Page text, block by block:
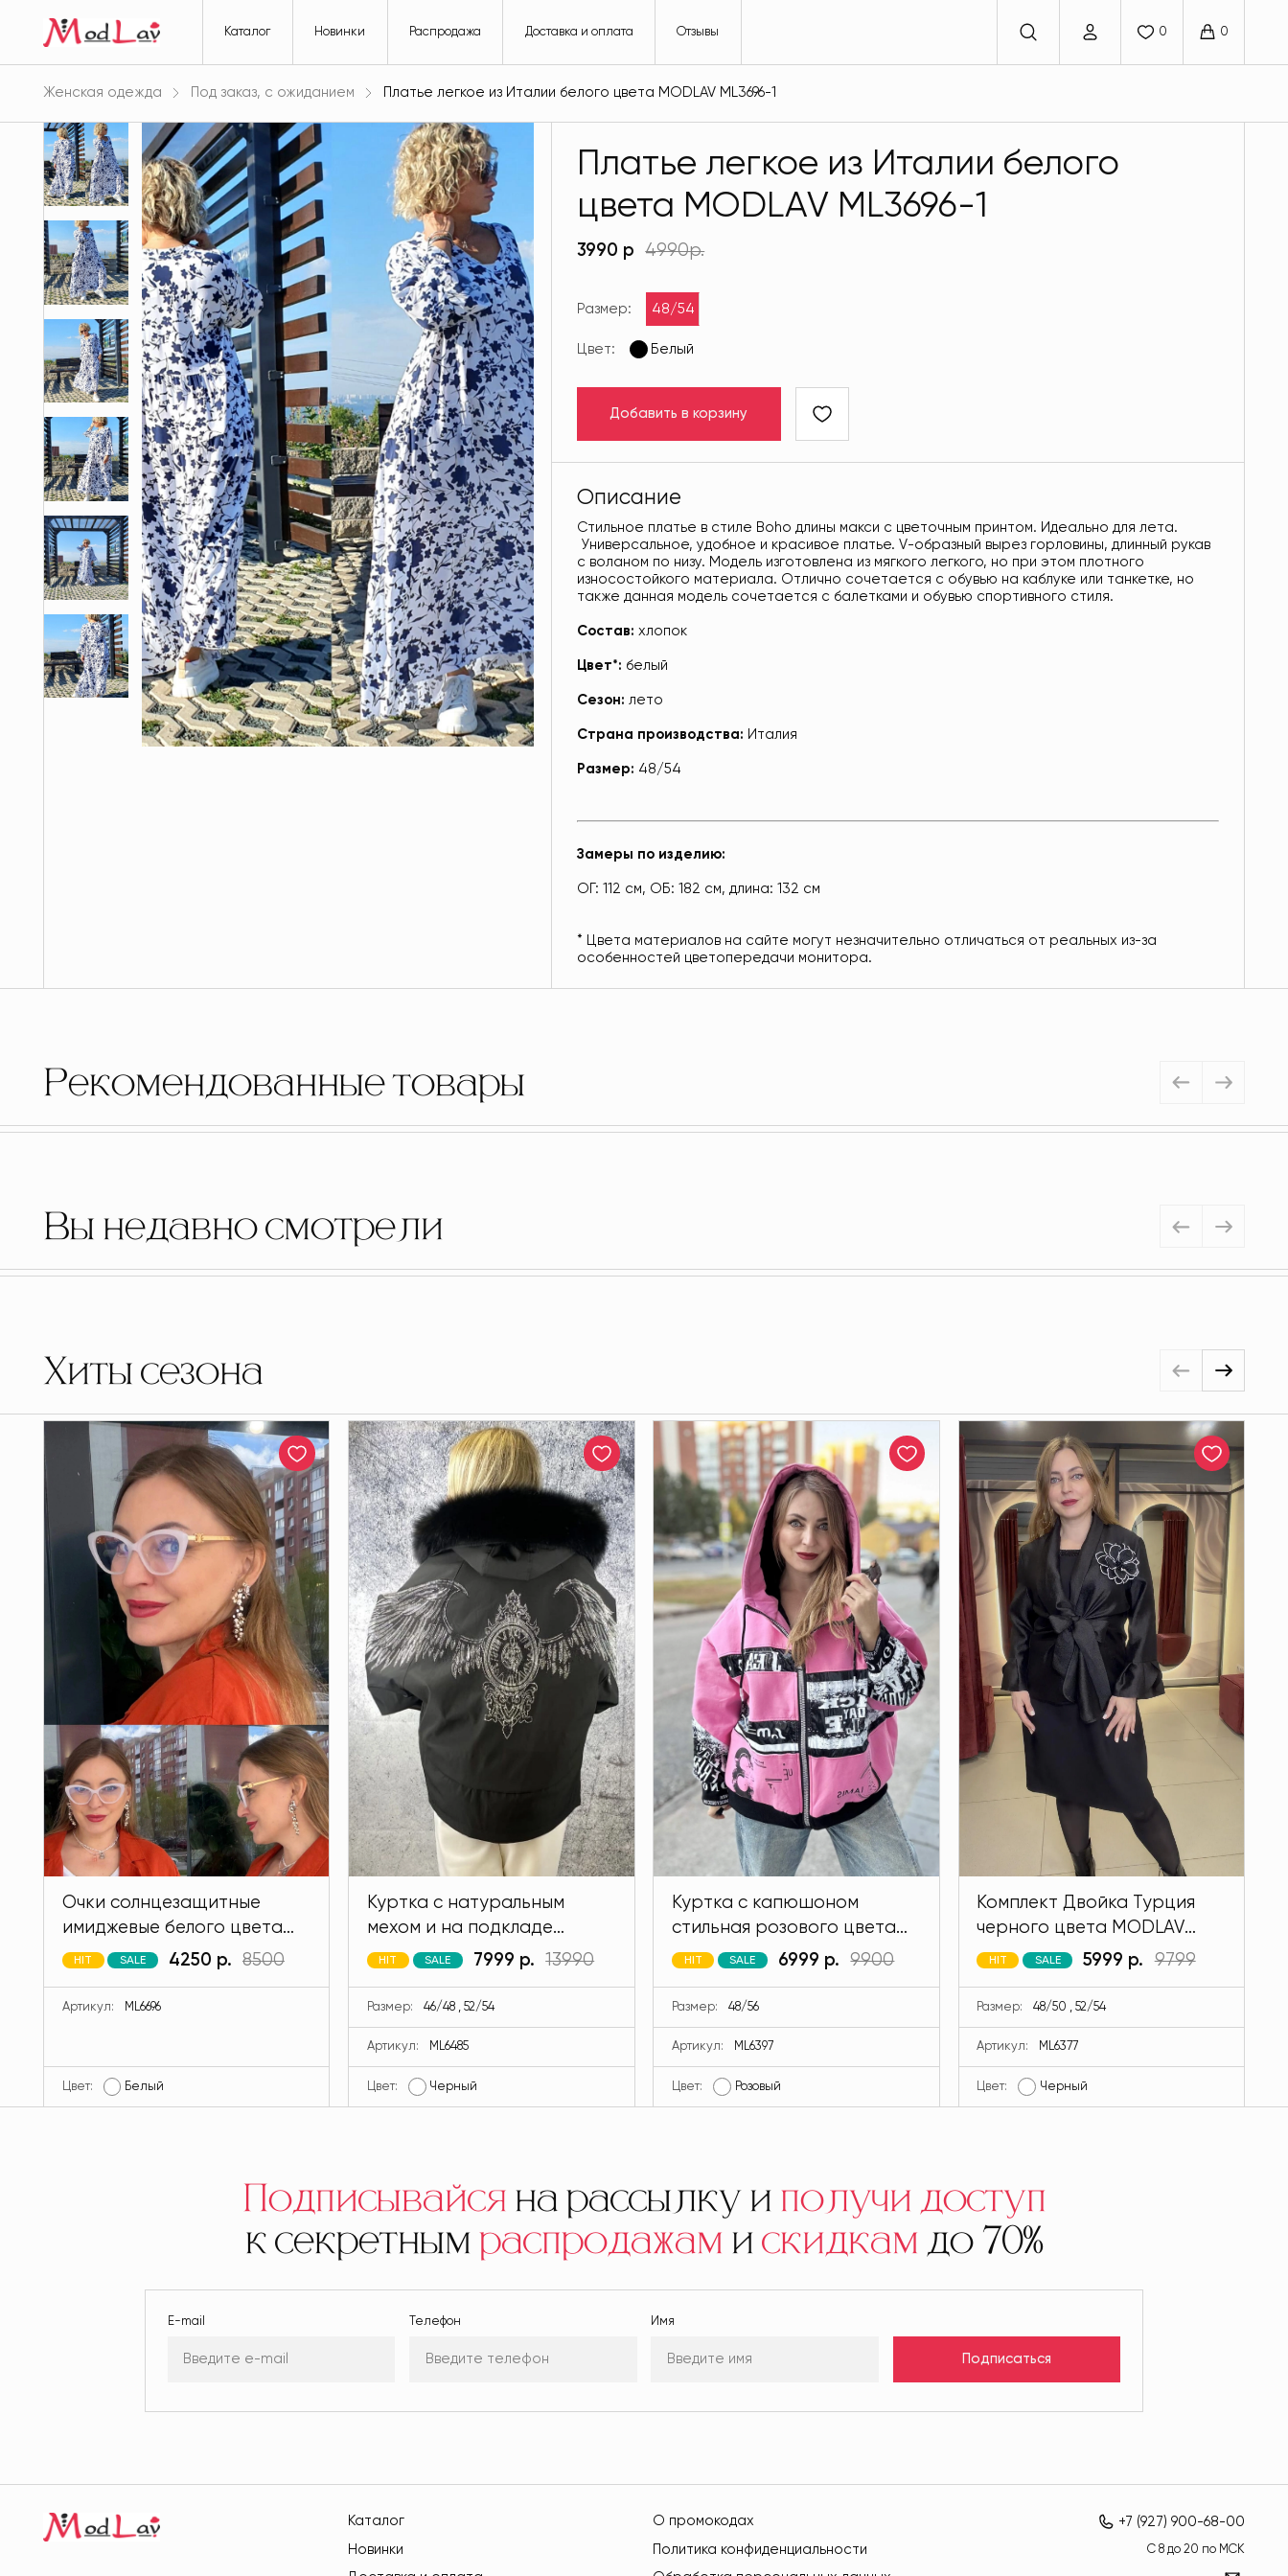
Каталог Новинки Распродажа Доставка и оплата Отзывы
Женская одежда Под заказ, с ожиданием Платье легкое из Италии белого цвета MODLAV ML3696-1
Платье легкое из Италии белого
цвета MODLAV ML3696-1
3990 р 4990р.
Размер: 48/54
Цвет: Белый
Добавить в корзину
Описание
Стильное платье в стиле Boho длины макси с цветочным принтом. Идеально для лета.
Универсальное, удобное и красивое платье. V-образный вырез горловины, длинный рукав
с воланом по низу. Модель изготовлена из мягкого легкого, но при этом плотного
износостойкого материала. Отлично сочетается с обувью на каблуке или танкетке, но
также данная модель сочетается с балетками и обувью спортивного стиля.
Состав: хлопок
Цвет*: белый
Сезон: лето
Страна производства: Италия
Размер: 48/54
Замеры по изделию:
ОГ: 112 см, ОБ: 182 см, длина: 132 см
* Цвета материалов на сайте могут незначительно отличаться от реальных из-за
особенностей цветопередачи монитора.
Рекомендованные товары
Вы недавно смотрели
Хиты сезона
Очки солнцезащитные
имиджевые белого цвета
MODLAV ML6696-1
HIT SALE 4250 р. 8500
Артикул: ML6696
Цвет: Белый
Куртка с натуральным
мехом и на подкладе
кролик черного цвета
HIT SALE 7999 р. 13990
Размер: 46/48 , 52/54
Артикул: ML6485
Цвет: Черный
Куртка с капюшоном
стильная розового цвета
MODLAV ML6397-26
HIT SALE 6999 р. 9900
Размер: 48/56
Артикул: ML6397
Цвет: Розовый
Комплект Двойка Турция
черного цвета MODLAV
ML6377-13
HIT SALE 5999 р. 9799
Размер: 48/50 , 52/54
Артикул: ML6377
Цвет: Черный
Подписывайсяна рассылку иполучи доступ
к секретнымраспродажамискидкамдо 70%
E-mail Телефон Имя
Подписаться
Каталог
Новинки
О промокодах
Политика конфиденциальности
+7 (927) 900-68-00
C 8 до 20 по МСК